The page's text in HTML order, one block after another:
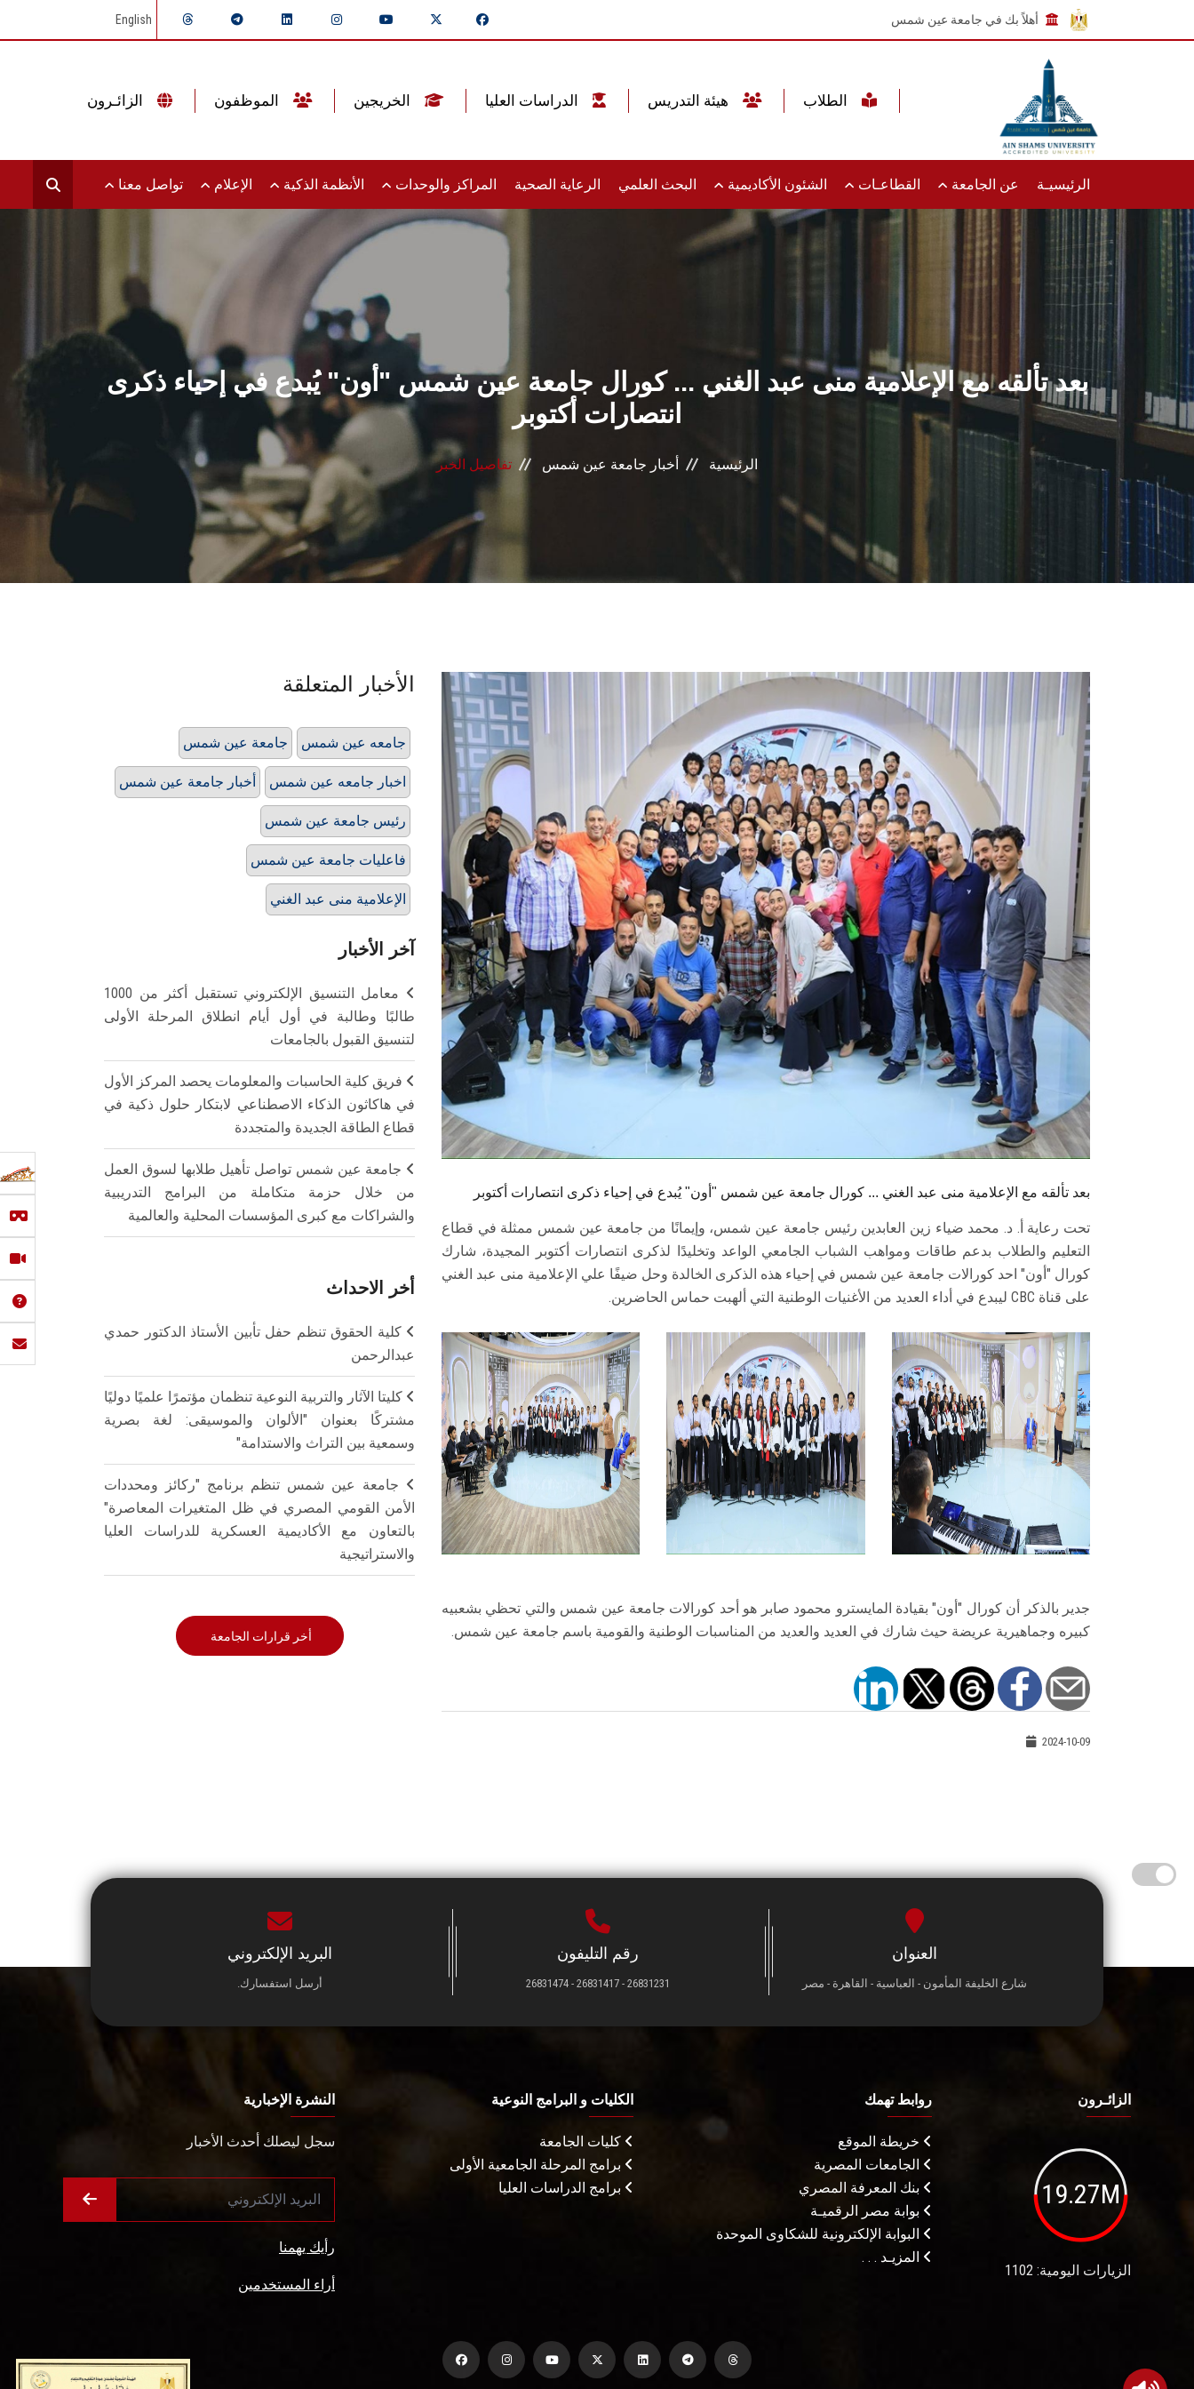
أهلاً بك في جامعة عين شمس English
الرئيسيـة عن الجامعة القطاعـات الشئون الأكاديمية البحث العلمي الرعاية الصحية المراكز والوحدات الأنظمة الذكية الإعلام تواصل معنا
بعد تألقه مع الإعلامية منى عبد الغني ... كورال جامعة عين شمس "أون" يُبدع في إحياء ذكرى
انتصارات أكتوبر
الرئيسية أخبار جامعة عين شمس تفاصيل الخبر
بعد تألقه مع الإعلامية منى عبد الغني ... كورال جامعة عين شمس "أون" يُبدع في إحياء ذكرى انتصارات أكتوبر
تحت رعاية أ. د. محمد ضياء زين العابدين رئيس جامعة عين شمس، وإيمانًا من جامعة عين شمس ممثلة في قطاع
التعليم والطلاب بدعم طاقات ومواهب الشباب الجامعي الواعد وتخليدًا لذكرى انتصارات أكتوبر المجيدة، شارك
كورال "أون" احد كورالات جامعة عين شمس في إحياء هذه الذكرى الخالدة وحل ضيفًا علي الإعلامية منى عبد الغني
على قناة CBC ليبدع في أداء العديد من الأغنيات الوطنية التي ألهبت حماس الحاضرين.
جدير بالذكر أن كورال "أون" بقيادة المايسترو محمود صابر هو أحد كورالات جامعة عين شمس والتي تحظي بشعبيه
كبيره وجماهيرية عريضة حيث شارك في العديد والعديد من المناسبات الوطنية والقومية باسم جامعة عين شمس.
2024-10-09
الأخبار المتعلقة
جامعة عين شمس جامعه عين شمس
أخبار جامعة عين شمس اخبار جامعه عين شمس
رئيس جامعة عين شمس
فاعليات جامعة عين شمس
الإعلامية منى عبد الغني
آخر الأخبار
معامل التنسيق الإلكتروني تستقبل أكثر من 1000
طالبًا وطالبة في أول أيام انطلاق المرحلة الأولى
لتنسيق القبول بالجامعات
فريق كلية الحاسبات والمعلومات يحصد المركز الأول
في هاكاثون الذكاء الاصطناعي لابتكار حلول ذكية في
قطاع الطاقة الجديدة والمتجددة
جامعة عين شمس تواصل تأهيل طلابها لسوق العمل
من خلال حزمة متكاملة من البرامج التدريبية
والشراكات مع كبرى المؤسسات المحلية والعالمية
أخر الاحداث
كلية الحقوق تنظم حفل تأبين الأستاذ الدكتور حمدي
عبدالرحمن
كليتا الآثار والتربية النوعية تنظمان مؤتمرًا علميًا دوليًا
مشتركًا بعنوان "الألوان والموسيقى: لغة بصرية
وسمعية بين التراث والاستدامة"
جامعة عين شمس تنظم برنامج "ركائز ومحددات
الأمن القومي المصري في ظل المتغيرات المعاصرة"
بالتعاون مع الأكاديمية العسكرية للدراسات العليا
والاستراتيجية
أخر قرارات الجامعة
العنوان
شارع الخليفة المأمون - العباسية - القاهرة - مصر
رقم التليفون
26831231 - 26831417 - 26831474
البريد الإلكتروني
أرسل استفسارك.
الزائـرون
19.27M
الزيارات اليومية: 1102
روابط تهمك
خريطة الموقع
الجامعات المصرية
بنك المعرفة المصري
بوابة مصر الرقميـة
البوابة الإلكترونية للشكاوى الموحدة
المزيـد . . .
الكليات و البرامج النوعية
كليات الجامعة
برامج المرحلة الجامعية الأولى
برامج الدراسات العليا
النشرة الإخبارية
سجل ليصلك أحدث الأخبار
رأيك يهمنا
أراء المستخدمين